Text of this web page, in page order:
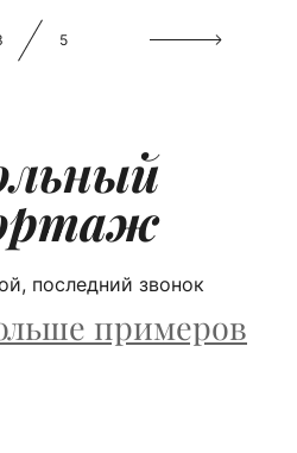
последний звонок
примеров
5